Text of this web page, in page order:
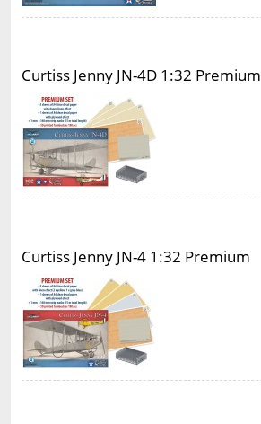
Curtiss Jenny JN-4D 1:32 Premium
Curtiss Jenny JN-4 1:32 Premium